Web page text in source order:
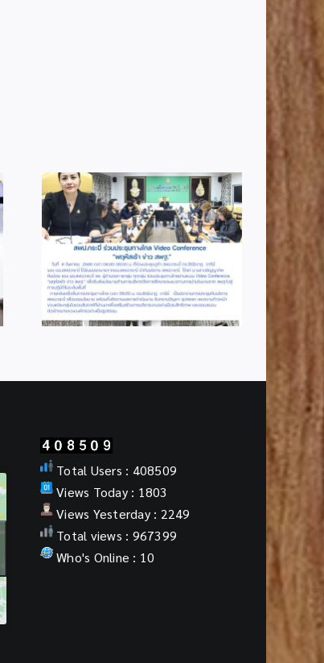
info 4-2
Total Users : 408509
Views Today : 1803
Views Yesterday : 2249
Total views : 967399
Who's Online : 10